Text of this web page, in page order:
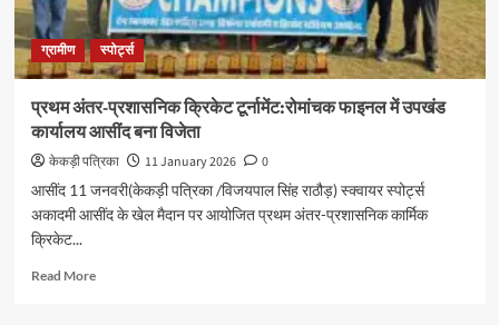
ग्रामीण स्पोर्ट्स
प्रथम अंतर-प्रशासनिक क्रिकेट टूर्नामेंट:रोमांचक फाइनल में उपखंड
कार्यालय आसींद बना विजेता
केकड़ी पत्रिका 11 January 2026
0
आसींद 11 जनवरी(केकड़ी पत्रिका /विजयपाल सिंह राठौड़) स्क्वायर स्पोर्ट्स
अकादमी आसींद के खेल मैदान पर आयोजित प्रथम अंतर-प्रशासनिक कार्मिक
क्रिकेट...
Read More